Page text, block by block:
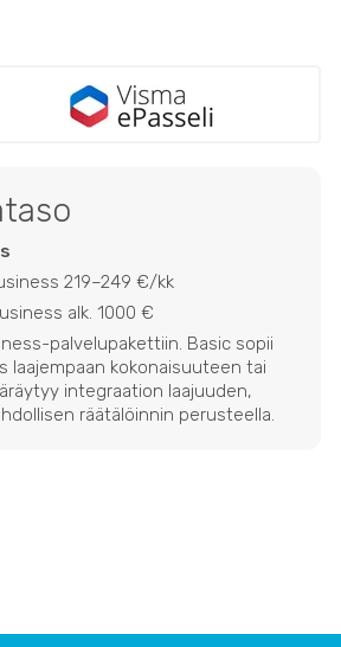
219–249 €/kk
alk. 1000 €
palvelupakettiin. Basic sopii
laajempaan kokonaisuuteen tai
integraation laajuuden,
räätälöinnin perusteella.